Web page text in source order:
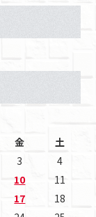
金
土
3
4
10
11
17
18